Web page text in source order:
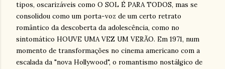
tipos, oscarizáveis como O SOL É PARA TODOS, mas se
consolidou como um porta-voz de um certo retrato
romântico da descoberta da adolescência, como no
sintomático HOUVE UMA VEZ UM VERÃO. Em 1971, num
momento de transformações no cinema americano com a
escalada da "nova Hollywood", o romantismo nostálgico de